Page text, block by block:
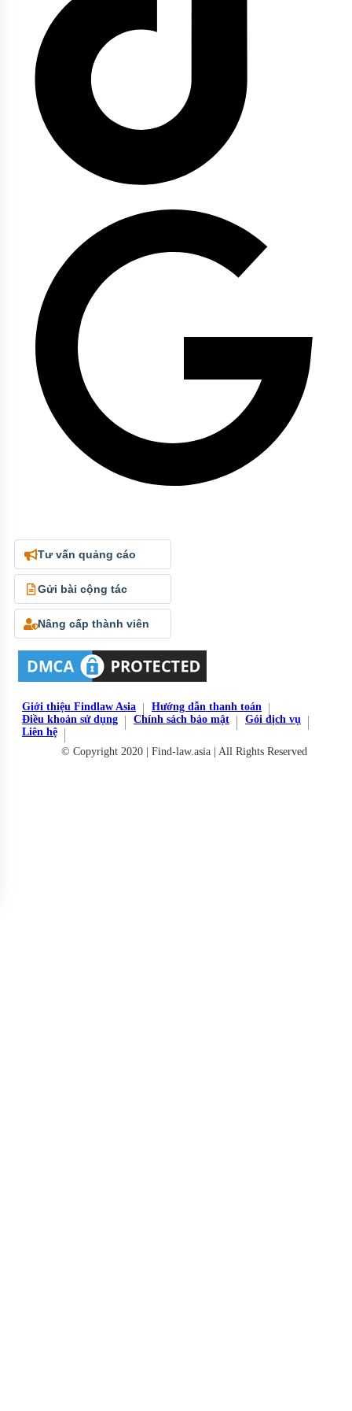
Tư vấn quảng cáo
Gửi bài cộng tác
Nâng cấp thành viên
Giới thiệu Findlaw Asia
Hướng dẫn thanh toán
Điều khoản sử dụng
Chính sách bảo mật
Gói dịch vụ
Liên hệ
© Copyright 2020 | Find-law.asia | All Rights Reserved